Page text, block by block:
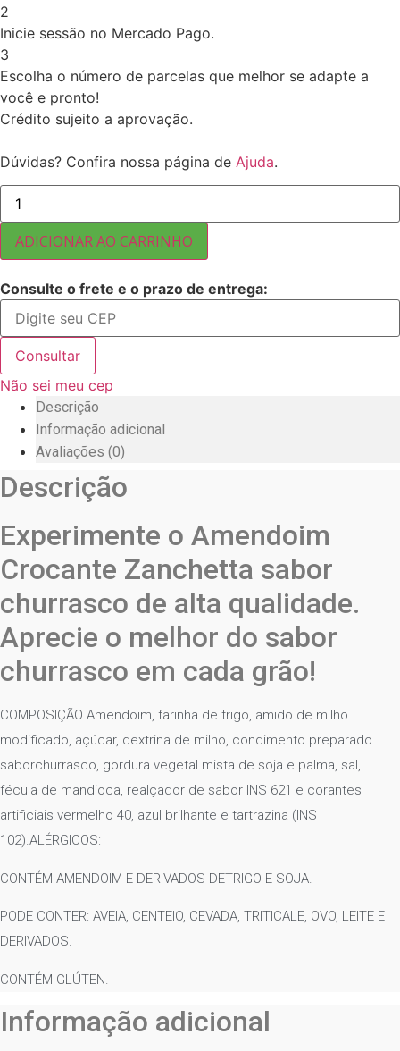
2
Inicie sessão no Mercado Pago.
3
Escolha o número de parcelas que melhor se adapte a
você e pronto!
Crédito sujeito a aprovação.
Dúvidas? Confira nossa página de Ajuda.
AMENDOIM
CROCANTE
CHURRASCO
MAR.
ZANCHETTA
5
KG
quantidade
ADICIONAR AO CARRINHO
Consulte o frete e o prazo de entrega:
Consultar
Não sei meu cep
Descrição
Informação adicional
Avaliações (0)
Descrição
Experimente o Amendoim
Crocante Zanchetta sabor
churrasco de alta qualidade.
Aprecie o melhor do sabor
churrasco em cada grão!
COMPOSIÇÃO Amendoim, farinha de trigo, amido de milho
modificado, açúcar, dextrina de milho, condimento preparado
saborchurrasco, gordura vegetal mista de soja e palma, sal,
fécula de mandioca, realçador de sabor INS 621 e corantes
artificiais vermelho 40, azul brilhante e tartrazina (INS
102).ALÉRGICOS:
CONTÉM AMENDOIM E DERIVADOS DETRIGO E SOJA.
PODE CONTER: AVEIA, CENTEIO, CEVADA, TRITICALE, OVO, LEITE E
DERIVADOS.
CONTÉM GLÚTEN.
Informação adicional